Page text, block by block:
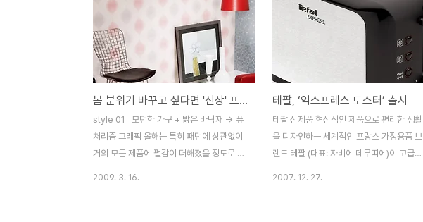
봄 분위기 바꾸고 싶다면 '신상' 프린트 벽지
style 01_ 모던한 가구 + 밝은 바닥재 → 퓨
처리즘 그래픽 올해는 특히 패턴에 상관없이
거의 모든 제품에 펄감이 더해졌을 정도로 메
2009. 3. 16.
테팔, ‘익스프레스 토스터’ 출시
테팔 신제품 혁신적인 제품으로 편리한 생활
을 디자인하는 세계적인 프랑스 가정용품 브
랜드 테팔 (대표: 자비에 데무띠에)이 고급스
2007. 12. 27.